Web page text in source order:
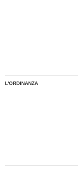
L'ORDINANZA